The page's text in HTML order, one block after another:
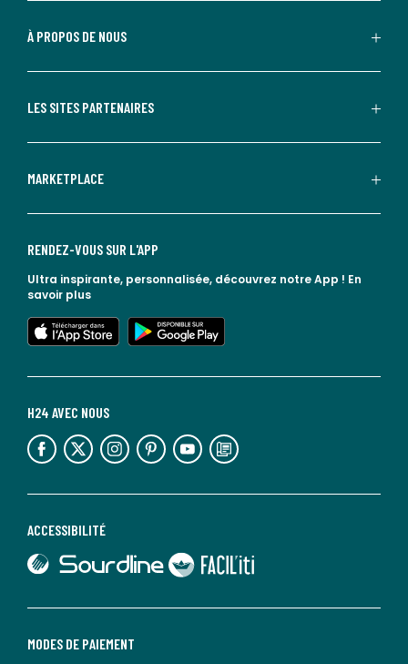
À PROPOS DE NOUS
LES SITES PARTENAIRES
MARKETPLACE
MODES DE PAIEMENT
ACCESSIBILITÉ
lien vers Sourdline
lien vers Faciliti
H24 AVEC NOUS
lien vers l'espace réseaux sociaux lien vers l'espace réseaux sociaux lien vers l'espace réseaux sociaux lien vers l'espace réseaux sociaux lien vers l'espace réseaux sociaux lien vers le blog la redoute
RENDEZ-VOUS SUR L'APP
Ultra inspirante, personnalisée, découvrez notre App ! En
savoir plus
lien vers l'app store
lien vers google play